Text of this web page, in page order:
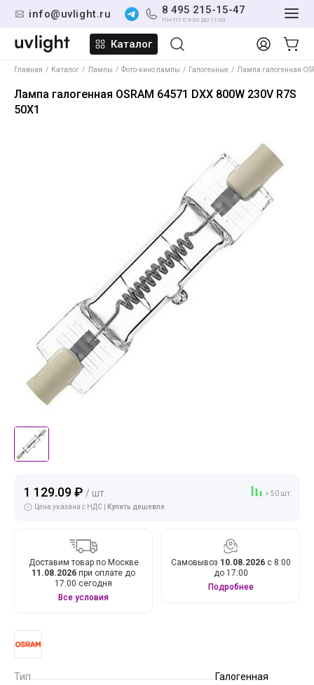
info@uvlight.ru 8 495 215-15-47
ПН-ПТ С 9:00 ДО 17:00
Каталог
Главная Каталог Лампы Фото-кино лампы Галогенные Лампа галогенная
Лампа галогенная OSRAM 64571 DXX 800W 230V R7S
50X1
> 50 шт.
1 129.09 ₽ / шт.
Цена указана с НДС | Купить дешевле
Доставим товар по Москве
11.08.2026 при оплате до
17:00 сегодня
Все условия
Самовывоз 10.08.2026с 8:00
до 17:00
Подробнее
Тип
Галогенная